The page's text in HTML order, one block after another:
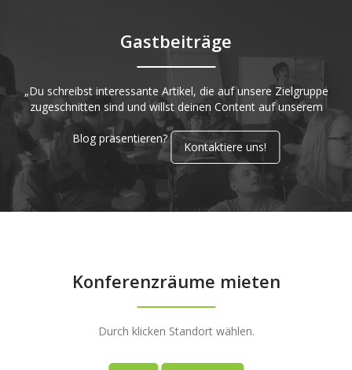
Gastbeiträge
„Du schreibst interessante Artikel, die auf unsere Zielgruppe
zugeschnitten sind und willst deinen Content auf unserem
Blog präsentieren?
Kontaktiere uns!
Konferenzräume mieten
Durch klicken Standort wählen.